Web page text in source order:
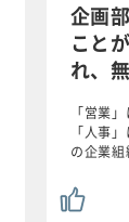
企画
こと
れ、
「営業
「人事
の企業